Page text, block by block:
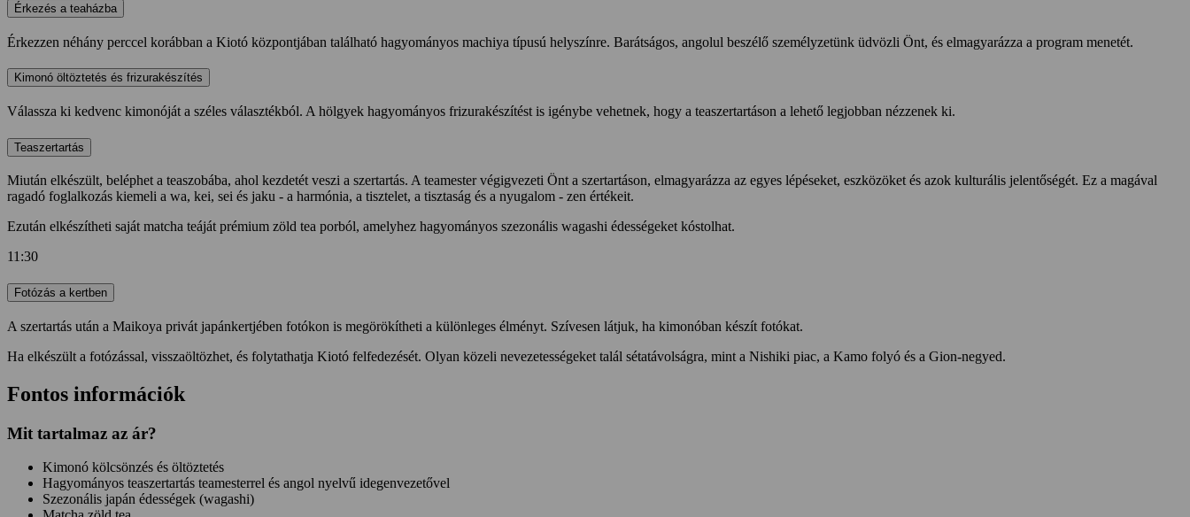
Érkezés a teaházba
Érkezzen néhány perccel korábban a Kiotó központjában található hagyományos machiya típusú helyszínre. Barátságos, angolul beszélő személyzetünk üdvözli Önt, és elmagyarázza a program menetét.
Kimonó öltöztetés és frizurakészítés
Válassza ki kedvenc kimonóját a széles választékból. A hölgyek hagyományos frizurakészítést is igénybe vehetnek, hogy a teaszertartáson a lehető legjobban nézzenek ki.
Teaszertartás
Miután elkészült, beléphet a teaszobába, ahol kezdetét veszi a szertartás. A teamester végigvezeti Önt a szertartáson, elmagyarázza az egyes lépéseket, eszközöket és azok kulturális jelentőségét. Ez a magával
ragadó foglalkozás kiemeli a wa, kei, sei és jaku - a harmónia, a tisztelet, a tisztaság és a nyugalom - zen értékeit.
Ezután elkészítheti saját matcha teáját prémium zöld tea porból, amelyhez hagyományos szezonális wagashi édességeket kóstolhat.
11:30
Fotózás a kertben
A szertartás után a Maikoya privát japánkertjében fotókon is megörökítheti a különleges élményt. Szívesen látjuk, ha kimonóban készít fotókat.
Ha elkészült a fotózással, visszaöltözhet, és folytathatja Kiotó felfedezését. Olyan közeli nevezetességeket talál sétatávolságra, mint a Nishiki piac, a Kamo folyó és a Gion-negyed.
Fontos információk
Mit tartalmaz az ár?
Kimonó kölcsönzés és öltöztetés
Hagyományos teaszertartás teamesterrel és angol nyelvű idegenvezetővel
Szezonális japán édességek (wagashi)